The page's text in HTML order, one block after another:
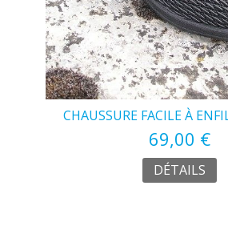
CHAUSSURE FACILE À
69,00 €
DÉTAILS